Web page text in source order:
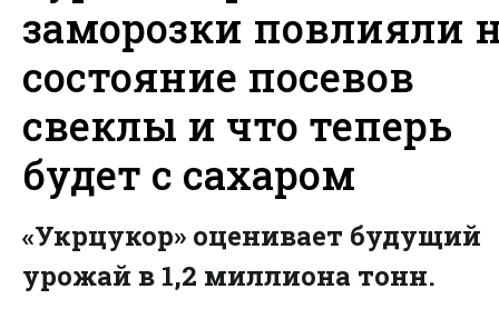
заморозки повлияли
состояние посевов
свеклы и что теперь
будет с сахаром
«Укрцукор» оценивает будущий
урожай в 1,2 миллиона тонн.